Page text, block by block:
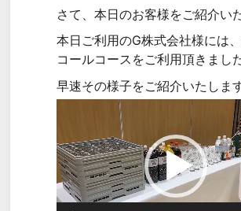
さて、本日のお客様をご紹介い
本日ご利用のG株式会社様には
コールコースをご利用頂きました
早速その様子をご紹介いたします
プ
レ
ー
ヤ